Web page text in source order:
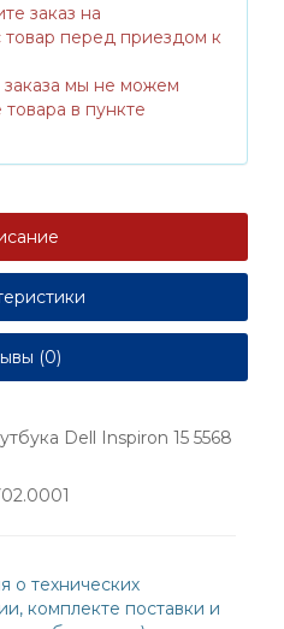
заказ на
перед приездом к
заказа мы не можем
товара в пункте
(0)
Dell Inspiron 15 5568
о технических
комплекте поставки и